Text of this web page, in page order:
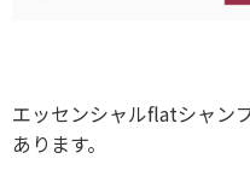
エッセンシャルflatシャン
あります。